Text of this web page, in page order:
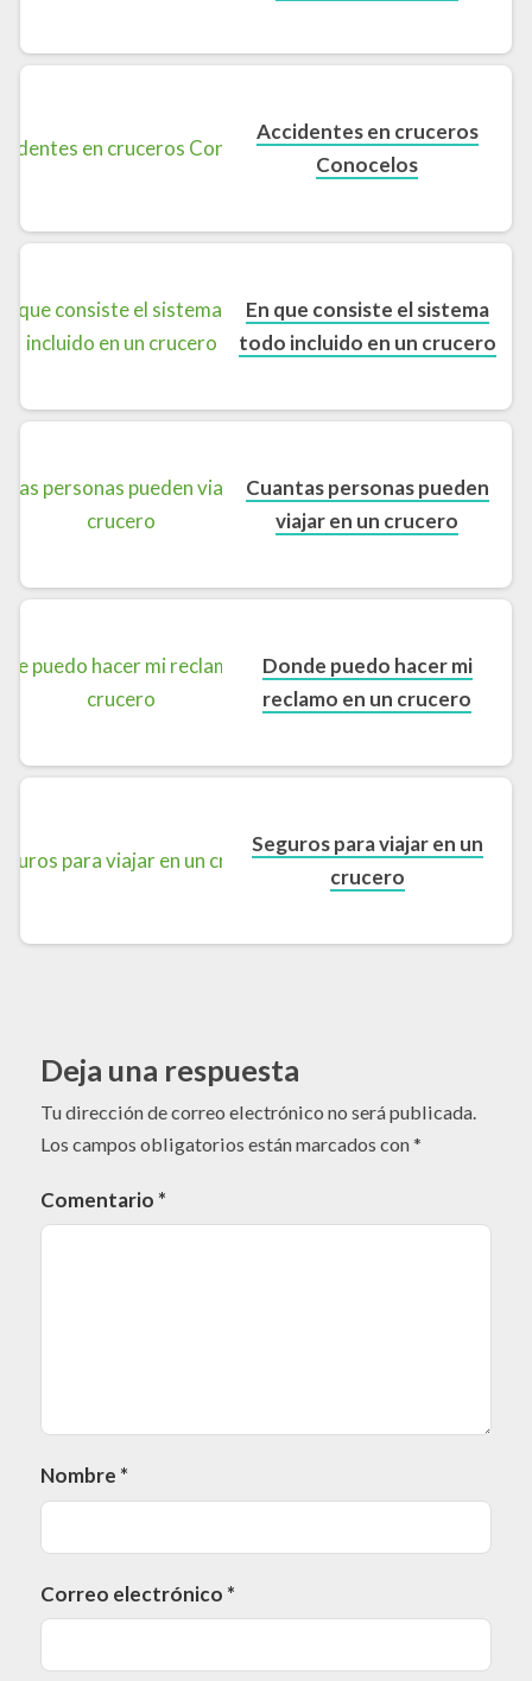
Accidentes en cruceros
Conocelos
En que consiste el sistema
todo incluido en un crucero
Cuantas personas pueden
viajar en un crucero
Donde puedo hacer mi
reclamo en un crucero
Seguros para viajar en un
crucero
Deja una respuesta
Tu dirección de correo electrónico no será publicada.
Los campos obligatorios están marcados con*
Comentario *
Nombre *
Correo electrónico *